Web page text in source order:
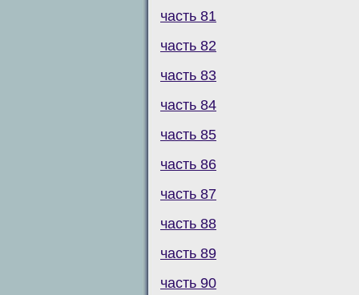
часть 81
часть 82
часть 83
часть 84
часть 85
часть 86
часть 87
часть 88
часть 89
часть 90